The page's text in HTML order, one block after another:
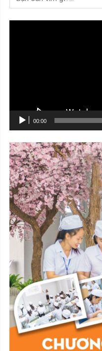
00:00